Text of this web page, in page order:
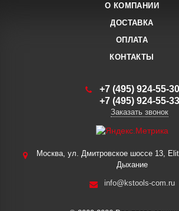
О КОМПАНИИ
ДОСТАВКА
ОПЛАТА
КОНТАКТЫ
+7 (495) 924-55-30
+7 (495) 924-55-33
Заказать звонок
Москва, ул. Дмитровское шоссе 13,
Дыхание
info@kstools-com.ru